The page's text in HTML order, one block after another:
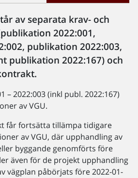
av separata krav- och
2022:001,
publikation 2022:003,
publikation 2022:167) och
– 2022:003 (inkl publ. 2022:167)
av VGU.
får fortsätta tillämpa tidigare
av VGU, där upphandling av
byggande genomförts före
även för de projekt upphandling
vägplan påbörjats före 2022-01-